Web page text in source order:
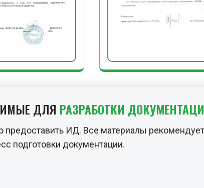
ДЛЯ РАЗРАБОТКИ
предоставить ИД. Все материалы
подготовки документации.